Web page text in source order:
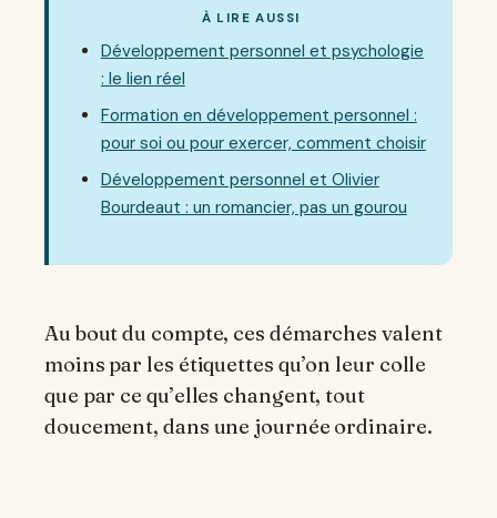
À LIRE AUSSI
Développement personnel et psychologie
: le lien réel
Formation en développement personnel :
pour soi ou pour exercer, comment choisir
Développement personnel et Olivier
Bourdeaut : un romancier, pas un gourou
Au bout du compte, ces démarches valent
moins par les étiquettes qu’on leur colle
que par ce qu’elles changent, tout
doucement, dans une journée ordinaire.